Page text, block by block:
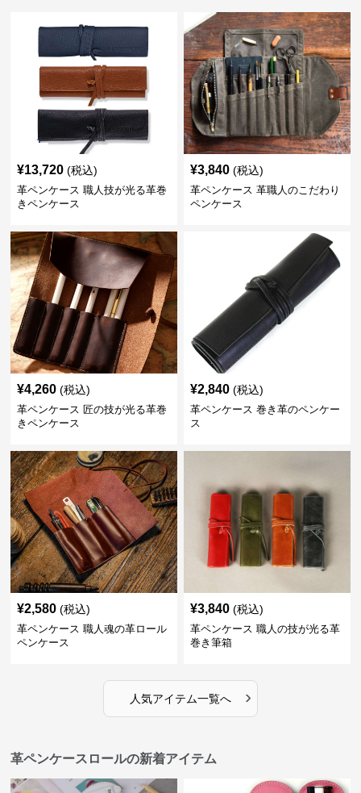
¥13,720 (税込)
革ペンケース 職人技が光る革巻
きペンケース
¥3,840 (税込)
革ペンケース 革職人のこだわり
ペンケース
¥4,260 (税込)
革ペンケース 匠の技が光る革巻
きペンケース
¥2,840 (税込)
革ペンケース 巻き革のペンケー
ス
¥2,580 (税込)
革ペンケース 職人魂の革ロール
ペンケース
¥3,840 (税込)
革ペンケース 職人の技が光る革
巻き筆箱
人気アイテム一覧へ ›
革ペンケースロールの新着アイテム